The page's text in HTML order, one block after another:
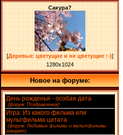
Сакура?
[Деревья: цветущие и не цветущие :-)]
1280x1024
Новое на форуме:
День рожденья - особая дата
(форум: Поздравления)
Игра: Из какого фильма или
мультфильма цитата
(форум: Любимые фильмы и мультфильмы
говорят)